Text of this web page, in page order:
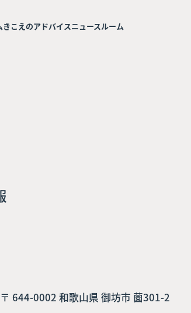
きこえのアドバイスニュースルーム
〒 644-0002 和歌山県 御坊市 薗301-2